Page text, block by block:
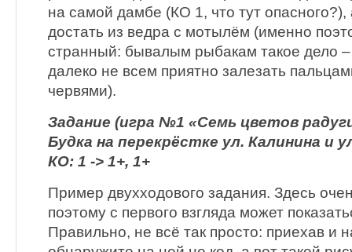
на самой дамбе (КО 1, что тут
достать из ведра с мотылём (именно
странный: бывалым рыбакам такое дело
далеко не всем приятно залезать
червями).
Задание (игра №1 «Семь цветов
Будка на перекрёстке ул. Калинина и
КО: 1 -> 1+, 1+
Пример двухходового задания. Здесь
поэтому с первого взгляда может
Правильно, не всё так просто: приехав и